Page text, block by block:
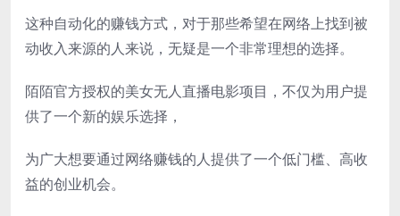
这种自动化的赚钱方式，对于那些希望在网络上找到被
动收入来源的人来说，无疑是一个非常理想的选择。
陌陌官方授权的美女无人直播电影项目，不仅为用户提
供了一个新的娱乐选择，
为广大想要通过网络赚钱的人提供了一个低门槛、高收
益的创业机会。